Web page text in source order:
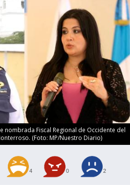
nombrada Fiscal Regional de Occidente del
(Foto: MP/Nuestro Diario)
4 0 2